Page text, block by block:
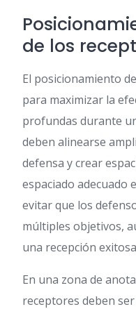
de los
El posicionamiento
para maximizar la
profundas durante
deben alinearse
defensa y crear
espaciado adecuado
evitar que los
múltiples objetivos,
una recepción
En una zona de
receptores deben